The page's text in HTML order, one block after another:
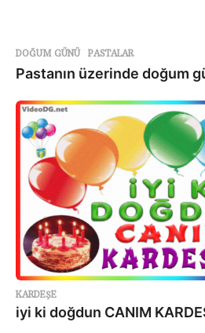
DOĞUM GÜNÜ ,PASTALAR
Pastanın üzerinde doğum
KARDEŞE
iyi ki doğdun CANIM